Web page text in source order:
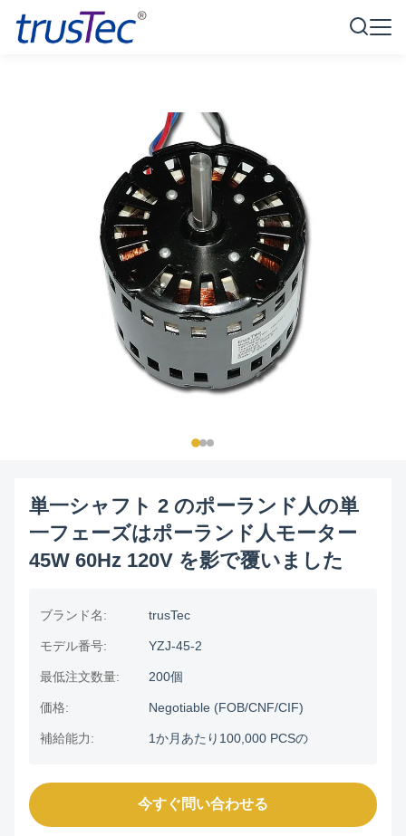
単一シャフト 2 のポーランド人の単
一フェーズはポーランド人モーター
45W 60Hz 120V を影で覆いました
ブランド名: trusTec
モデル番号: YZJ-45-2
最低注文数量: 200個
価格: Negotiable (FOB/CNF/CIF)
補給能力: 1か月あたり100,000 PCSの
今すぐ問い合わせる